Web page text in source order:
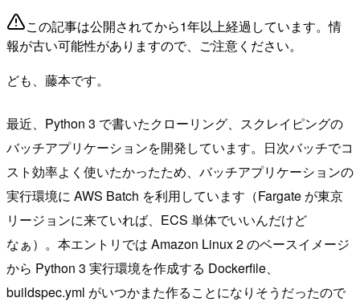
この記事は公開されてから1年以上経過しています。情
報が古い可能性がありますので、ご注意ください。
ども、藤本です。
最近、Python 3 で書いたクローリング、スクレイピングの
バッチアプリケーションを開発しています。日次バッチでコ
スト効率よく使いたかったため、バッチアプリケーションの
実行環境に AWS Batch を利用しています（Fargate が東京
リージョンに来ていれば、ECS 単体でいいんだけど
なぁ）。本エントリでは Amazon Linux 2 のベースイメージ
から Python 3 実行環境を作成する Dockerfile、
buildspec.yml がいつかまた作ることになりそうだったので